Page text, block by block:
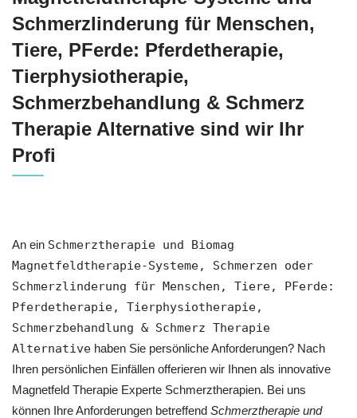
Schmerzlinderung für Menschen,
Tiere, PFerde: Pferdetherapie,
Tierphysiotherapie,
Schmerzbehandlung & Schmerz
Therapie Alternative sind wir Ihr
Profi
An ein Schmerztherapie und Biomag
Magnetfeldtherapie-Systeme, Schmerzen oder
Schmerzlinderung für Menschen, Tiere, PFerde:
Pferdetherapie, Tierphysiotherapie,
Schmerzbehandlung & Schmerz Therapie
Alternative haben Sie persönliche Anforderungen? Nach
Ihren persönlichen Einfällen offerieren wir Ihnen als innovative
Magnetfeld Therapie Experte Schmerztherapien. Bei uns
können Ihre Anforderungen betreffend Schmerztherapie und